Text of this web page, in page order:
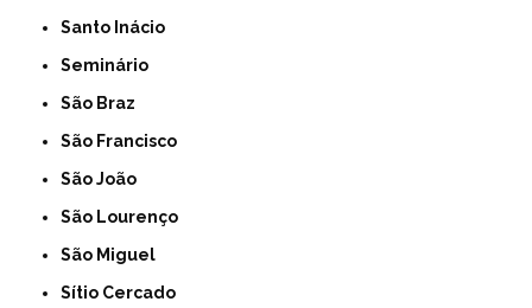
Santo Inácio
Seminário
São Braz
São Francisco
São João
São Lourenço
São Miguel
Sítio Cercado